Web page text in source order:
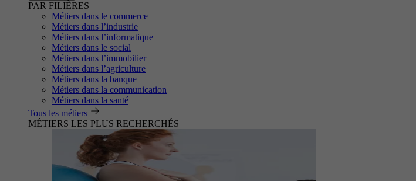
PAR FILIÈRES
Métiers dans le commerce
Métiers dans l’industrie
Métiers dans l’informatique
Métiers dans le social
Métiers dans l’immobilier
Métiers dans l’agriculture
Métiers dans la banque
Métiers dans la communication
Métiers dans la santé
Tous les métiers
MÉTIERS LES PLUS RECHERCHÉS